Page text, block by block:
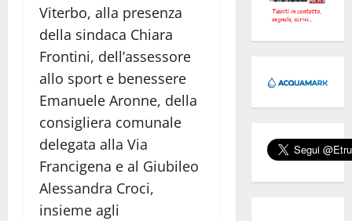
Viterbo, alla presenza
della sindaca Chiara
Frontini, dell’assessore
allo sport e benessere
Emanuele Aronne, della
consigliera comunale
delegata alla Via
Francigena e al Giubileo
Alessandra Croci,
insieme agli